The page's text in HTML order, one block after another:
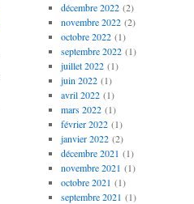
décembre 2022(2)
novembre 2022(2)
octobre 2022(1)
septembre 2022(1)
juillet 2022(1)
juin 2022(1)
avril 2022(1)
mars 2022(1)
février 2022(1)
janvier 2022(2)
décembre 2021 (1)
novembre 2021 (1)
octobre 2021 (1)
septembre 2021 (1)